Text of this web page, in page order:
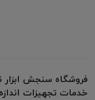
فروشگاه سنجش ابزار
خدمات تجهیزات